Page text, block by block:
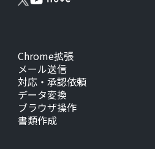
Chrome拡張
メール送信
対応・承認依頼
データ変換
ブラウザ操作
書類作成